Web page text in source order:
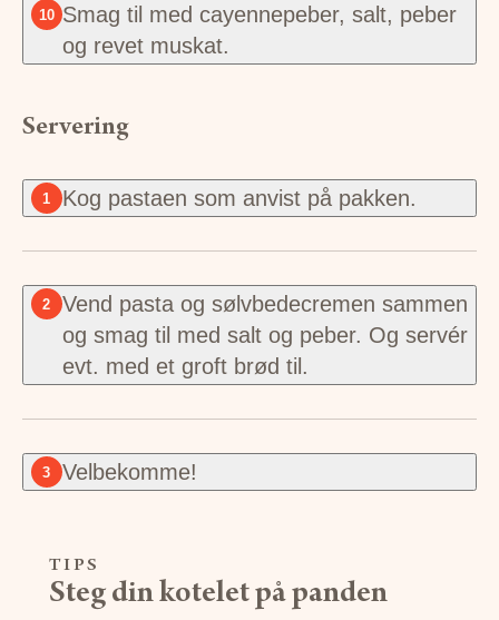
10 Smag til med cayennepeber, salt, peber
og revet muskat.
Servering
1 Kog pastaen som anvist på pakken.
2
Vend pasta og sølvbedecremen sammen
og smag til med salt og peber. Og servér
evt. med et groft brød til.
3 Velbekomme!
TIPS
Steg din kotelet på panden